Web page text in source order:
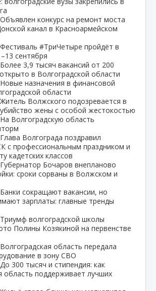
Объявлен конкурс на ремонт моста
канал в Красноармейском
Фестиваль #ТриЧетыре пройдёт в
сентября
Более 3,9 тысяч вакансий от 200
в Волгоградской области
Новые назначения в финансовой
области
Житель Волжского подозревается в
жены с особой жестокостью
На Волгоградскую область
Глава Волгограда поздравил
с профессиональным праздником и
кадетских классов
Губернатор Бочаров внепланово
сроки сорваны в Волжском и
Банки сокращают вакансии, но
зарплаты: главные тренды
Триумф волгоградской школы
Полины Козякиной на первенстве
Волгоградская область передала
в зону СВО
До 300 тысяч и стипендия: как
область поддерживает лучших